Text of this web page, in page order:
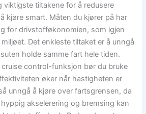
viktigste tiltakene for å redusere
kjøre smart. Måten du kjører på har
for drivstofføkonomien, som igjen
Det enkleste tiltaket er å unngå
holde samme fart hele tiden.
control-funksjon bør du bruke
øker når hastigheten er
unngå å kjøre over fartsgrensen, da
akselerering og bremsing kan